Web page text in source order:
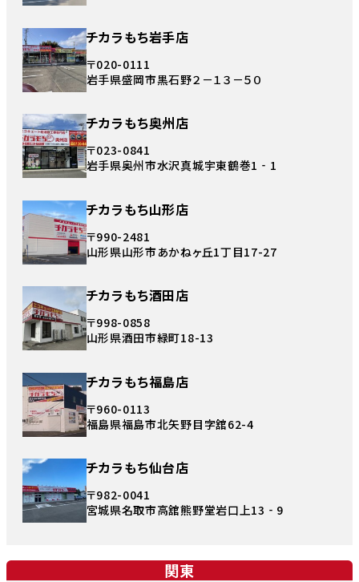
チカラもち岩手店
〒020-0111
岩手県盛岡市黒石野２－１３－５０
チカラもち奥州店
〒023-0841
岩手県奥州市水沢真城宇東鶴巻1‐1
チカラもち山形店
〒990-2481
山形県山形市あかねヶ丘1丁目17-27
チカラもち酒田店
〒998-0858
山形県酒田市緑町18-13
チカラもち福島店
〒960-0113
福島県福島市北矢野目字舘62-4
チカラもち仙台店
〒982-0041
宮城県名取市高舘熊野堂岩口上13‐9
関東